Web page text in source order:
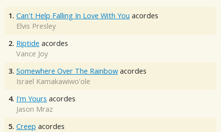
1. Can't Help Falling In Love With You acordes
Elvis Presley
2. Riptide acordes
Vance Joy
3. Somewhere Over The Rainbow acordes
Israel Kamakawiwo'ole
4. I'm Yours acordes
Jason Mraz
5. Creep acordes